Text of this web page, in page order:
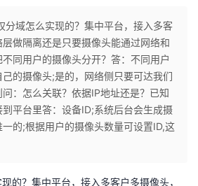
分域怎么实现的？集中平台，接入多客
做隔离还是只要摄像头能通过网络和
同用户的摄像头分开？答：不同用户
的摄像头;是的，网络侧只要可达我们
：怎么关联？依据IP地址还是？已知
平台里答：设备ID;系统后台会生成摄
的;根据用户的摄像头数量可设置ID,这
的？集中平台，接入多客户多摄像头，